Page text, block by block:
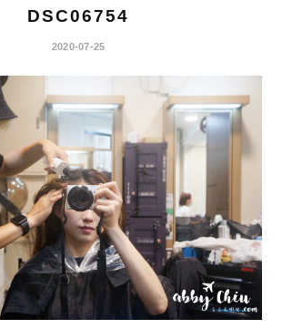
DSC06754
2020-07-25